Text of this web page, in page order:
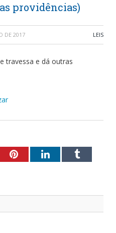
providências)
DE 2017 LEIS
travessa e dá outras
PinterestLinkedInTumblr